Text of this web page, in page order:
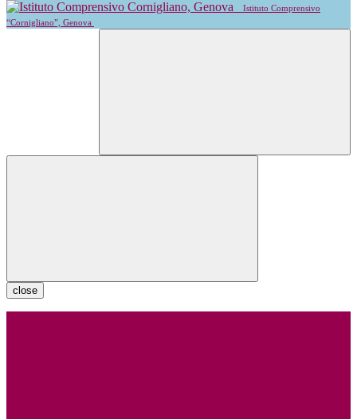
Istituto Comprensivo
“Cornigliano”, Genova
close